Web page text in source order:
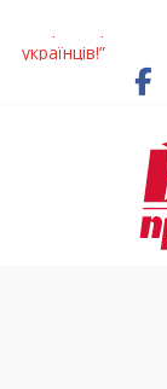
Жінки, які
фотовиставку
Педагогиню з
всеукраїнському
Дніпро стане
ініціатив України
Засинання